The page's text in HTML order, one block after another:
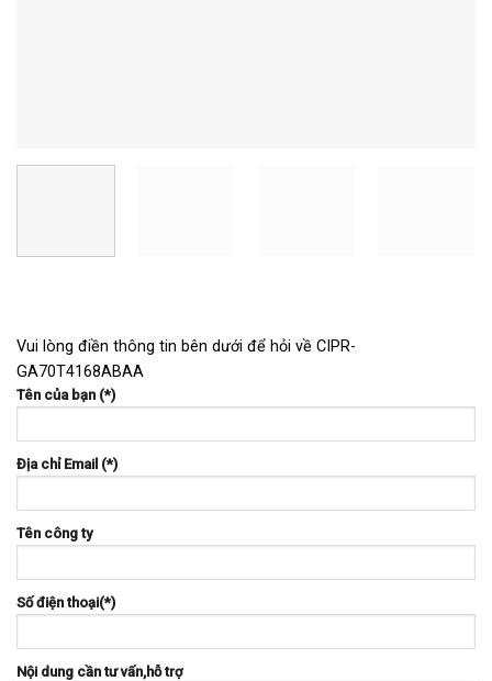
Vui lòng điền thông tin bên dưới để hỏi về CIPR-
GA70T4168ABAA
Tên của bạn (*)
Địa chỉ Email (*)
Tên công ty
Số điện thoại(*)
Nội dung cần tư vấn,hỗ trợ